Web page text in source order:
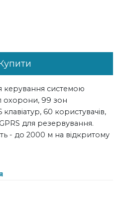
керування системою
охорони, 99 зон
60 користувачів,
для резервування.
- до 2000 м на відкритому